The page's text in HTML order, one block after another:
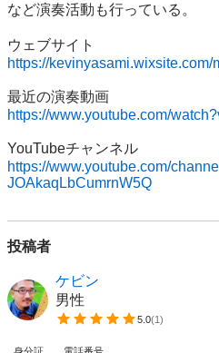
など演奏活動も行っている。
https://kevinyasami.wixsite.com/
https://www.youtube.com/
https://www.youtube.com/
JOAkaqLbCumrnW5Q
投稿者
ケビン
男性
5.0(1)